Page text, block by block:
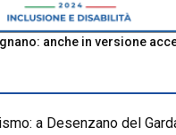
anche in versione
a Desenzano del